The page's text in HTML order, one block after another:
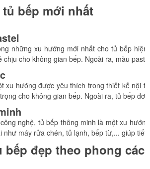
bếp mới nhất
những xu hướng mới nhất cho tủ bếp
chịu cho không gian bếp. Ngoài ra, màu
xu hướng được yêu thích trong thiết kế nội
cho không gian bếp. Ngoài ra, tủ bếp
nghệ, tủ bếp thông minh là một xu
như máy rửa chén, tủ lạnh, bếp từ,... giúp
bếp đẹp theo phong